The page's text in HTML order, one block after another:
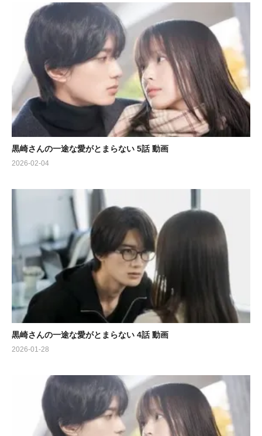
黒崎さんの一途な愛がとまらない 5話 動画
2026-02-04
黒崎さんの一途な愛がとまらない 4話 動画
2026-01-28